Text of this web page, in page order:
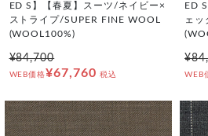
ED S】【春夏】スーツ/ネイビー×
ストライプ/SUPER FINE WOOL
(WOOL100%)
¥84,700
WEB価格¥67,760 税込
ED
ェ
WEB